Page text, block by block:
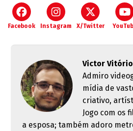
Facebook Instagram X/Twitter
Victor Vitório
Admiro
mídia de
criativo,
Jogo com os
a esposa; também adoro